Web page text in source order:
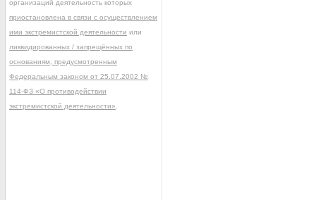
организаций деятельность которых
приостановлена в связи с осуществлением
ими экстремистской деятельности или
ликвидированных / запрещённых по
основаниям, предусмотренным
Федеральным законом от 25.07.2002 №
114-ФЗ «О противодействии
экстремистской деятельности»